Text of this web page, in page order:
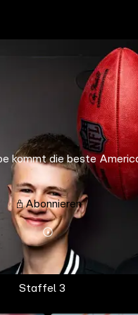
kommt die beste
Abonnieren
Mehr
Details
Staffel 3